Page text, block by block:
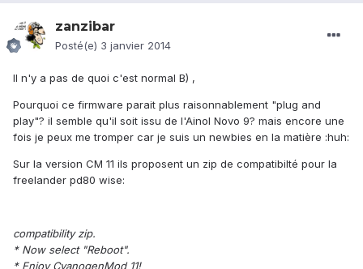
zanzibar
Posté(e) 3 janvier 2014
Il n'y a pas de quoi c'est normal B) ,
Pourquoi ce firmware parait plus raisonnablement "plug and
play"? il semble qu'il soit issu de l'Ainol Novo 9? mais encore une
fois je peux me tromper car je suis un newbies en la matière :huh:
Sur la version CM 11 ils proposent un zip de compatibilté pour la
freelander pd80 wise:
compatibility zip.
* Now select "Reboot".
* Enjoy CyanogenMod 11!